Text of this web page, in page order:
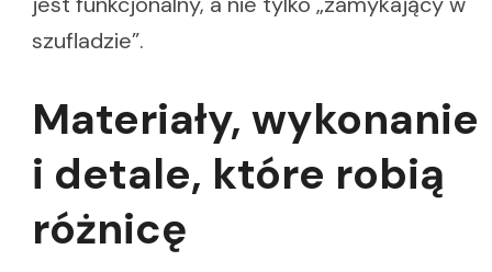
szufladzie”.
Materiały, wykonanie
i detale, które robią
różnicę